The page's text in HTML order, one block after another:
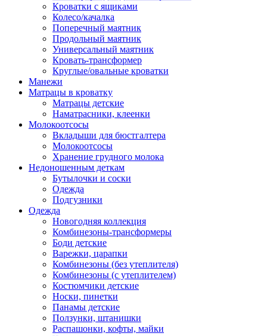
Кроватки с ящиками
Колесо/качалка
Поперечный маятник
Продольный маятник
Универсальный маятник
Кровать-трансформер
Круглые/овальные кроватки
Манежи
Матрацы в кроватку
Матрацы детские
Наматрасники, клеенки
Молокоотсосы
Вкладыши для бюстгалтера
Молокоотсосы
Хранение грудного молока
Недоношенным деткам
Бутылочки и соски
Одежда
Подгузники
Одежда
Новогодняя коллекция
Комбинезоны-трансформеры
Боди детские
Варежки, царапки
Комбинезоны (без утеплителя)
Комбинезоны (с утеплителем)
Костюмчики детские
Носки, пинетки
Панамы детские
Ползунки, штанишки
Распашонки, кофты, майки